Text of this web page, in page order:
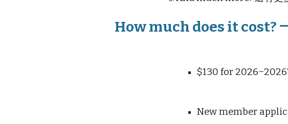
How much does it cost?
$130 for 202
New member